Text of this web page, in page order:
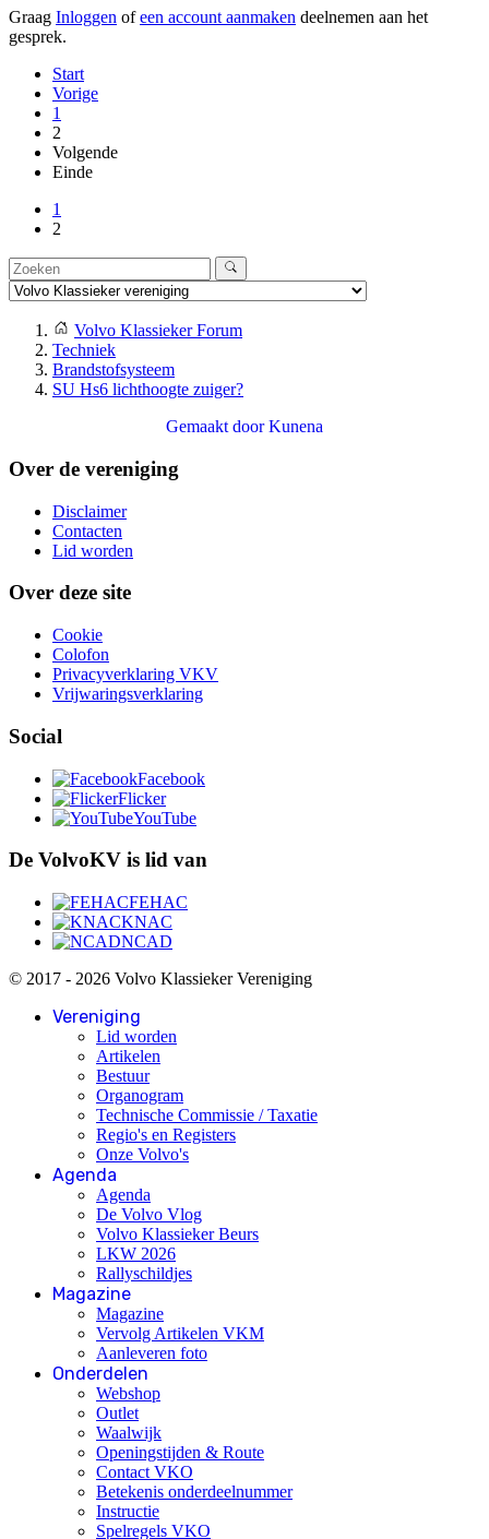
Graag Inloggen ofeen account aanmaken deelnemen aan het
gesprek.
Start
Vorige
1
2
Volgende
Einde
1
2
Volvo Klassieker Forum
Techniek
Brandstofsysteem
SU Hs6 lichthoogte zuiger?
Gemaakt doorKunena
Over de vereniging
Disclaimer
Contacten
Lid worden
Over deze site
Cookie
Colofon
Privacyverklaring VKV
Vrijwaringsverklaring
Social
Facebook
Flicker
YouTube
De VolvoKV is lid van
FEHAC
KNAC
NCAD
© 2017 - 2026 Volvo Klassieker Vereniging
Vereniging
Lid worden
Artikelen
Bestuur
Organogram
Technische Commissie / Taxatie
Regio's en Registers
Onze Volvo's
Agenda
Agenda
De Volvo Vlog
Volvo Klassieker Beurs
LKW 2026
Rallyschildjes
Magazine
Magazine
Vervolg Artikelen VKM
Aanleveren foto
Onderdelen
Webshop
Outlet
Waalwijk
Openingstijden & Route
Contact VKO
Betekenis onderdeelnummer
Instructie
Spelregels VKO